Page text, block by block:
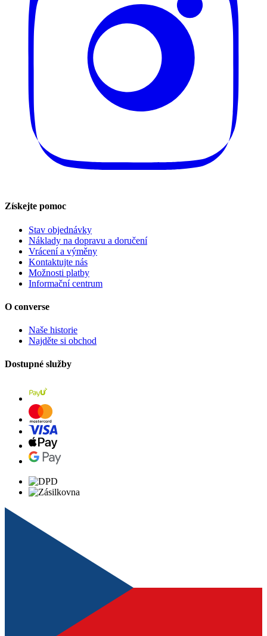
Získejte pomoc
Stav objednávky
Náklady na dopravu a doručení
Vrácení a výměny
Kontaktujte nás
Možnosti platby
Informační centrum
O converse
Naše historie
Najděte si obchod
Dostupné služby